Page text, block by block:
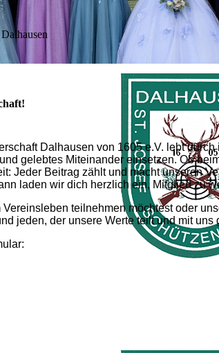
Dalhausen von 1605 e.V. lebt
gelebtes Miteinander einsetzen. Ob
Jeder Beitrag zählt und macht unseren
laden wir dich herzlich ein, Mitglied zu
teilnehmen möchtest oder
jeden, der unsere Werte teilt und mit uns